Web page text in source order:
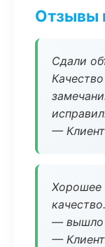
Отзывы
Сдали
—
Хорошее
— вышло
—